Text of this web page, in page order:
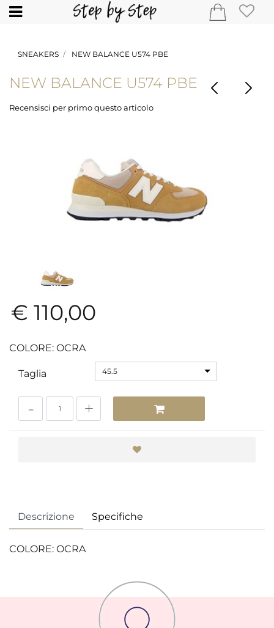
Open
SNEAKERS NEW BALANCE U574 PBE
NEW BALANCE U574 PBE
Recensisci per primo questo articolo
€ 110,00
COLORE: OCRA
Taglia 45.5
Descrizione Specifiche
COLORE: OCRA